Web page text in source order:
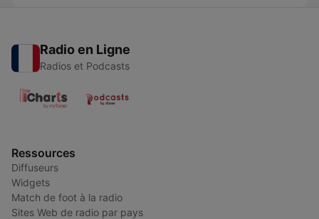
Radio en Ligne
Radios et Podcasts
Ressources
Diffuseurs
Widgets
Match de foot à la radio
Sites Web de radio par pays